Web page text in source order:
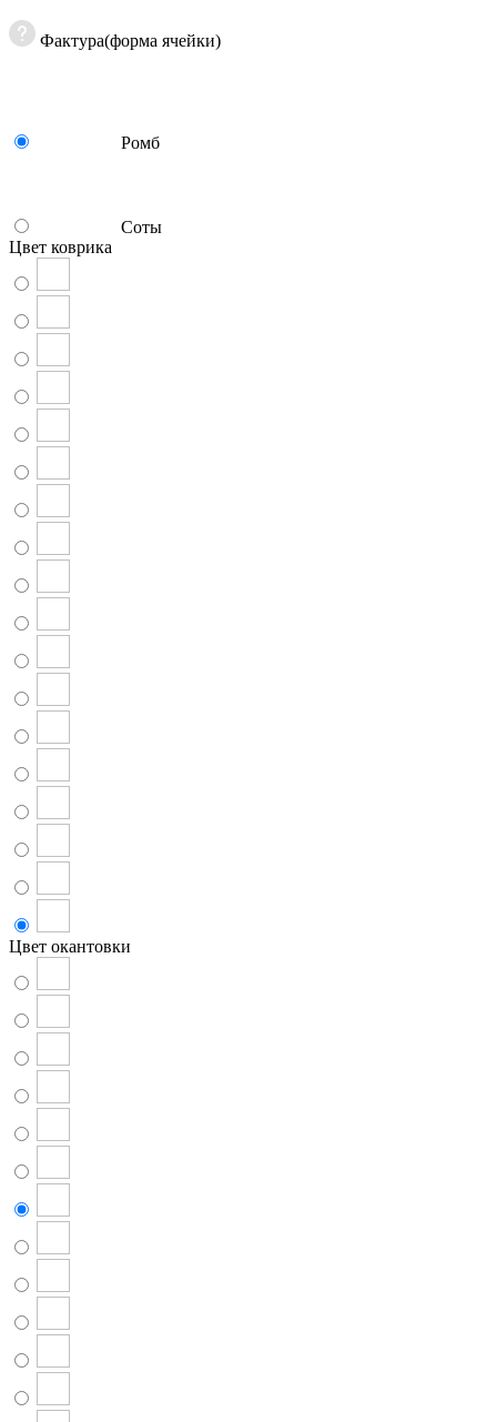
Фактура(форма ячейки)
Ромб
Соты
Цвет коврика
Цвет окантовки